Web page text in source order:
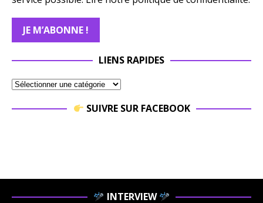
LIENS RAPIDES
SUIVRE SUR FACEBOOK
INTERVIEW